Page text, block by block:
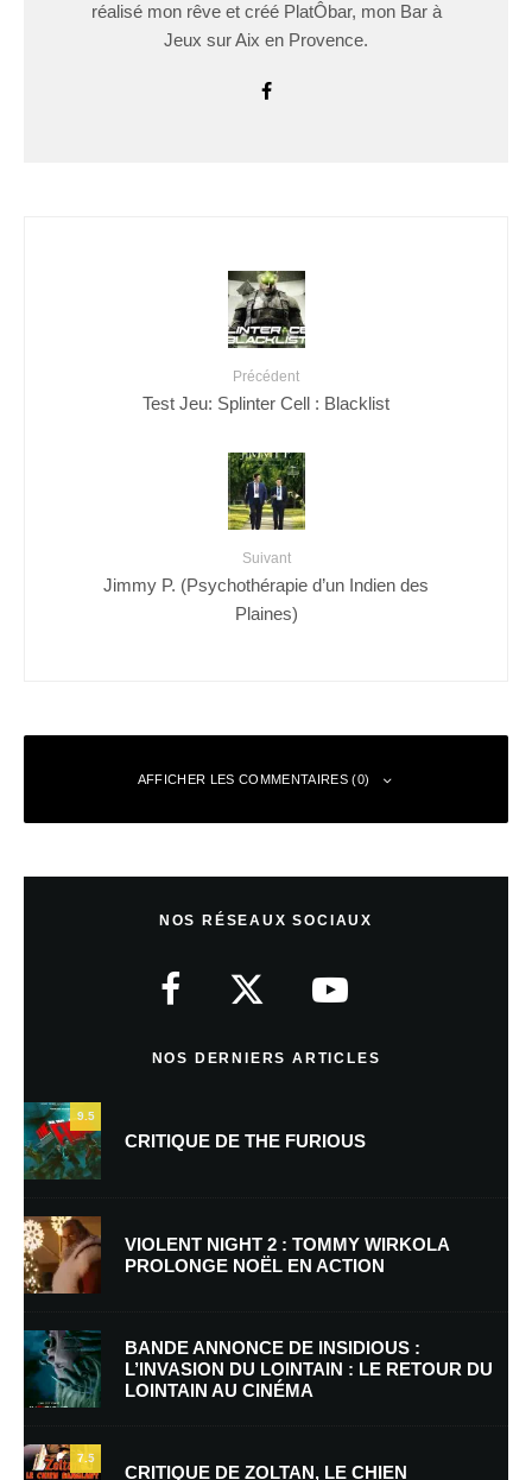
réalisé mon rêve et créé PlatÔbar, mon Bar à
Jeux sur Aix en Provence.
Précédent
Test Jeu: Splinter Cell : Blacklist
Suivant
Jimmy P. (Psychothérapie d’un Indien des
Plaines)
AFFICHER LES COMMENTAIRES (0)
Nom*
E-mail* Site web
NOS RÉSEAUX SOCIAUX
NOS DERNIERS ARTICLES
9.5
CRITIQUE DE THE FURIOUS
VIOLENT NIGHT 2 : TOMMY WIRKOLA
PROLONGE NOËL EN ACTION
BANDE ANNONCE DE INSIDIOUS :
L’INVASION DU LOINTAIN : LE RETOUR DU
LOINTAIN AU CINÉMA
7.5
CRITIQUE DE ZOLTAN, LE CHIEN